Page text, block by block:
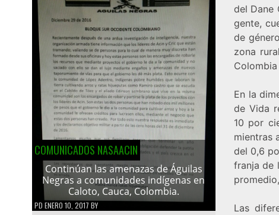
COMUNICADOS NASAACIN
Continúan las amenazas de Águilas
Negras a comunidades indígenas en
Caloto, Cauca, Colombia.
PD ENERO 10, 2017 BY
del Dane
gente,
de
zona
En la
de Vida
10 por
mientras
del 0,6
franja de
Las